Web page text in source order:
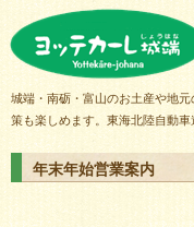
城端・南砺・富山のお土産や地
策も楽しめます。東海北陸自動
年末年始営業案内